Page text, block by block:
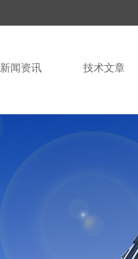
新闻资讯 技术文章